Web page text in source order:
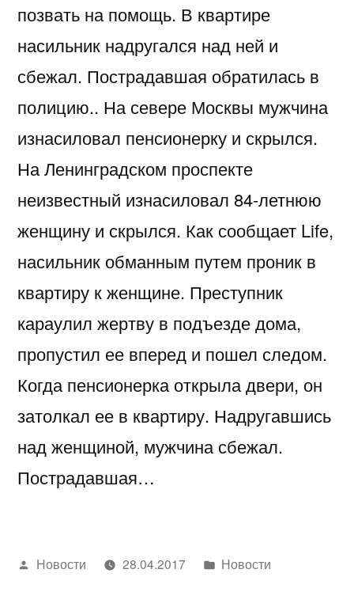
позвать на помощь. В квартире
насильник надругался над ней и
сбежал. Пострадавшая обратилась в
полицию.. На севере Москвы мужчина
изнасиловал пенсионерку и скрылся.
На Ленинградском проспекте
неизвестный изнасиловал 84-летнюю
женщину и скрылся. Как сообщает Life,
насильник обманным путем проник в
квартиру к женщине. Преступник
караулил жертву в подъезде дома,
пропустил ее вперед и пошел следом.
Когда пенсионерка открыла двери, он
затолкал ее в квартиру. Надругавшись
над женщиной, мужчина сбежал.
Пострадавшая…
Написано
Новости 28.04.2017
Написано
Новости